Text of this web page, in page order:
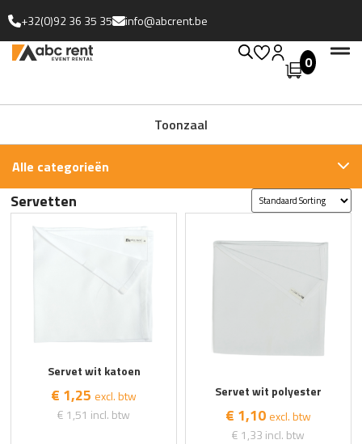
+32(0)92 36 35 35 info@abcrent.be
0
Toonzaal
Uitgebreide collectie
Alle categorieën
Servetten
Servet wit katoen
€ 1,25 excl. btw
€ 1,51 incl. btw
Servet wit polyester
€ 1,10 excl. btw
€ 1,33 incl. btw